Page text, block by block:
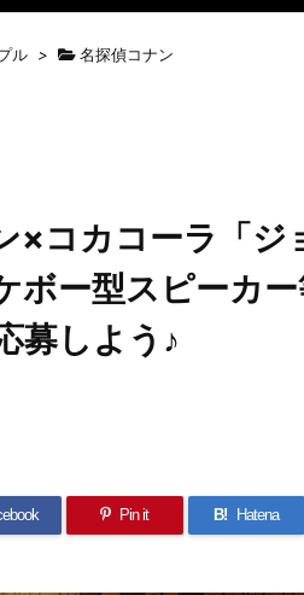
ル > 名探偵コナン
×コカコーラ「ジ
ボー型スピーカ
募しよう♪
Pin it B! Hatena